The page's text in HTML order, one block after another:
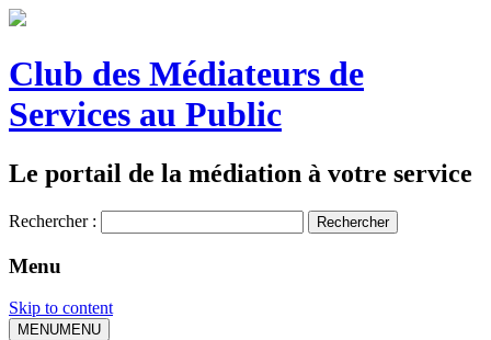
Club des Médiateurs de
Services au Public
Le portail de la médiation à votre service
Rechercher :
Menu
Skip to content
MENUMENU